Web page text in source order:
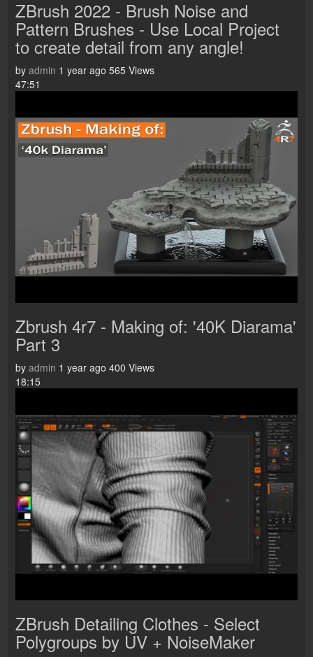
ZBrush 2022 - Brush Noise and
Pattern Brushes - Use Local Project
to create detail from any angle!
by admin 1 year ago 565 Views
47:51
Zbrush 4r7 - Making of: '40K Diarama'
Part 3
by admin 1 year ago 400 Views
18:15
ZBrush Detailing Clothes - Select
Polygroups by UV + NoiseMaker